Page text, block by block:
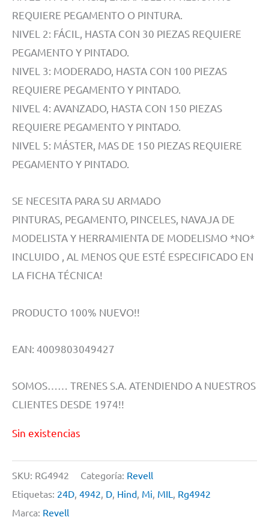
REQUIERE PEGAMENTO O PINTURA.
NIVEL 2: FÁCIL, HASTA CON 30 PIEZAS REQUIERE
PEGAMENTO Y PINTADO.
NIVEL 3: MODERADO, HASTA CON 100 PIEZAS
REQUIERE PEGAMENTO Y PINTADO.
NIVEL 4: AVANZADO, HASTA CON 150 PIEZAS
REQUIERE PEGAMENTO Y PINTADO.
NIVEL 5: MÁSTER, MAS DE 150 PIEZAS REQUIERE
PEGAMENTO Y PINTADO.
SE NECESITA PARA SU ARMADO
PINTURAS, PEGAMENTO, PINCELES, NAVAJA DE
MODELISTA Y HERRAMIENTA DE MODELISMO *NO*
INCLUIDO , AL MENOS QUE ESTÉ ESPECIFICADO EN
LA FICHA TÉCNICA!
PRODUCTO 100% NUEVO!!
EAN: 4009803049427
SOMOS…… TRENES S.A. ATENDIENDO A NUESTROS
CLIENTES DESDE 1974!!
Sin existencias
SKU: RG4942 Categoría: Revell
Etiquetas: 24D 4942 D Hind Mi MIL
Rg4942
Marca: Revell